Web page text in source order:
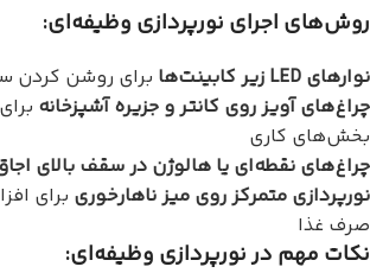
روش‌های اجرای نورپردازی وظیفه‌ای:
نوارهای LED زیر کابینت‌ها
برای روشن کردن
چراغ‌های آویز روی کانتر و جزیره آشپزخانه
بخش‌های کاری
چراغ‌های نقطه‌ای یا هالوژن در سقف بالای
نورپردازی متمرکز روی میز ناهارخوری برای
صرف غذا
نکات مهم در نورپردازی وظیفه‌ای: